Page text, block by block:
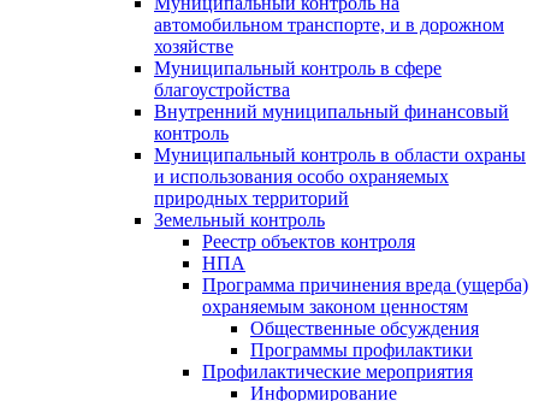
автомобильном транспорте, и в дорожном
хозяйстве
Муниципальный контроль в сфере
благоустройства
Внутренний муниципальный финансовый
контроль
Муниципальный контроль в области охраны
и использования особо охраняемых
природных территорий
Земельный контроль
Реестр объектов контроля
НПА
Программа причинения вреда (ущерба)
охраняемым законом ценностям
Общественные обсуждения
Программы профилактики
Профилактические мероприятия
Информирование